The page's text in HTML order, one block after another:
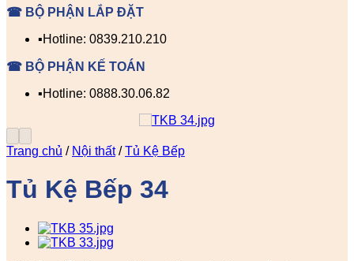
☎ BỘ PHẬN LẮP ĐẶT
▪️Hotline: 0839.210.210
☎ BỘ PHẬN KẾ TOÁN
▪️Hotline: 0888.30.06.82
Trang chủ / Nội thất / Tủ Kệ Bếp
Tủ Kệ Bếp 34